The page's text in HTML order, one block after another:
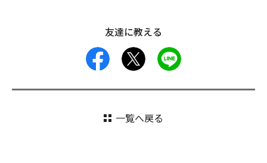
友達に教える
facebook
一覧へ戻る